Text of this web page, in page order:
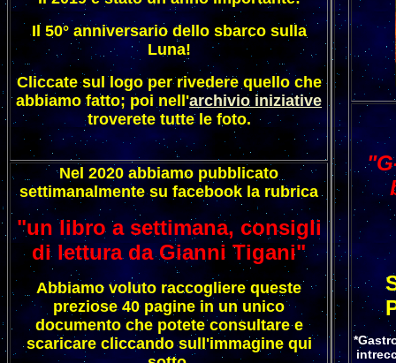
Il 50° anniversario dello sbarco sulla
Luna!
Cliccate sul logo per rivedere quello che
abbiamo fatto; poi nell'archivio iniziative
troverete tutte le foto.
Nel 2020 abbiamo pubblicato
settimanalmente su facebook la rubrica
"un libro a settimana, consigli
di lettura da Gianni Tigani"
Abbiamo voluto raccogliere queste
preziose 40 pagine in un unico
documento che potete consultare e
scaricare cliccando sull'immagine qui